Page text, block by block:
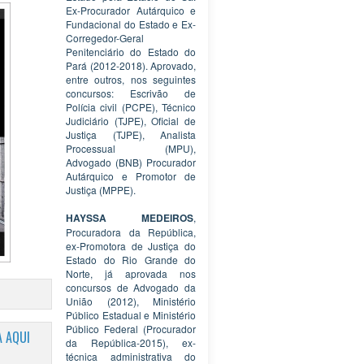
AQUI
Ex-Procurador Autárquico e
Fundacional do Estado e Ex-
Corregedor-Geral
Penitenciário do Estado do
Pará (2012-2018). Aprovado,
entre outros, nos seguintes
concursos: Escrivão de
Polícia civil (PCPE), Técnico
Judiciário (TJPE), Oficial de
Justiça (TJPE), Analista
Processual (MPU),
Advogado (BNB) Procurador
Autárquico e Promotor de
Justiça (MPPE).
HAYSSA MEDEIROS,
Procuradora da República,
ex-Promotora de Justiça do
Estado do Rio Grande do
Norte, já aprovada nos
concursos de Advogado da
União (2012), Ministério
Público Estadual e Ministério
Público Federal (Procurador
da República-2015), ex-
técnica administrativa do